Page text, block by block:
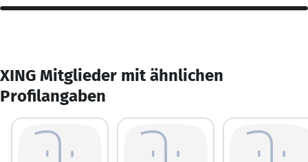
XING Mitglieder mit ähnlichen
Profilangaben